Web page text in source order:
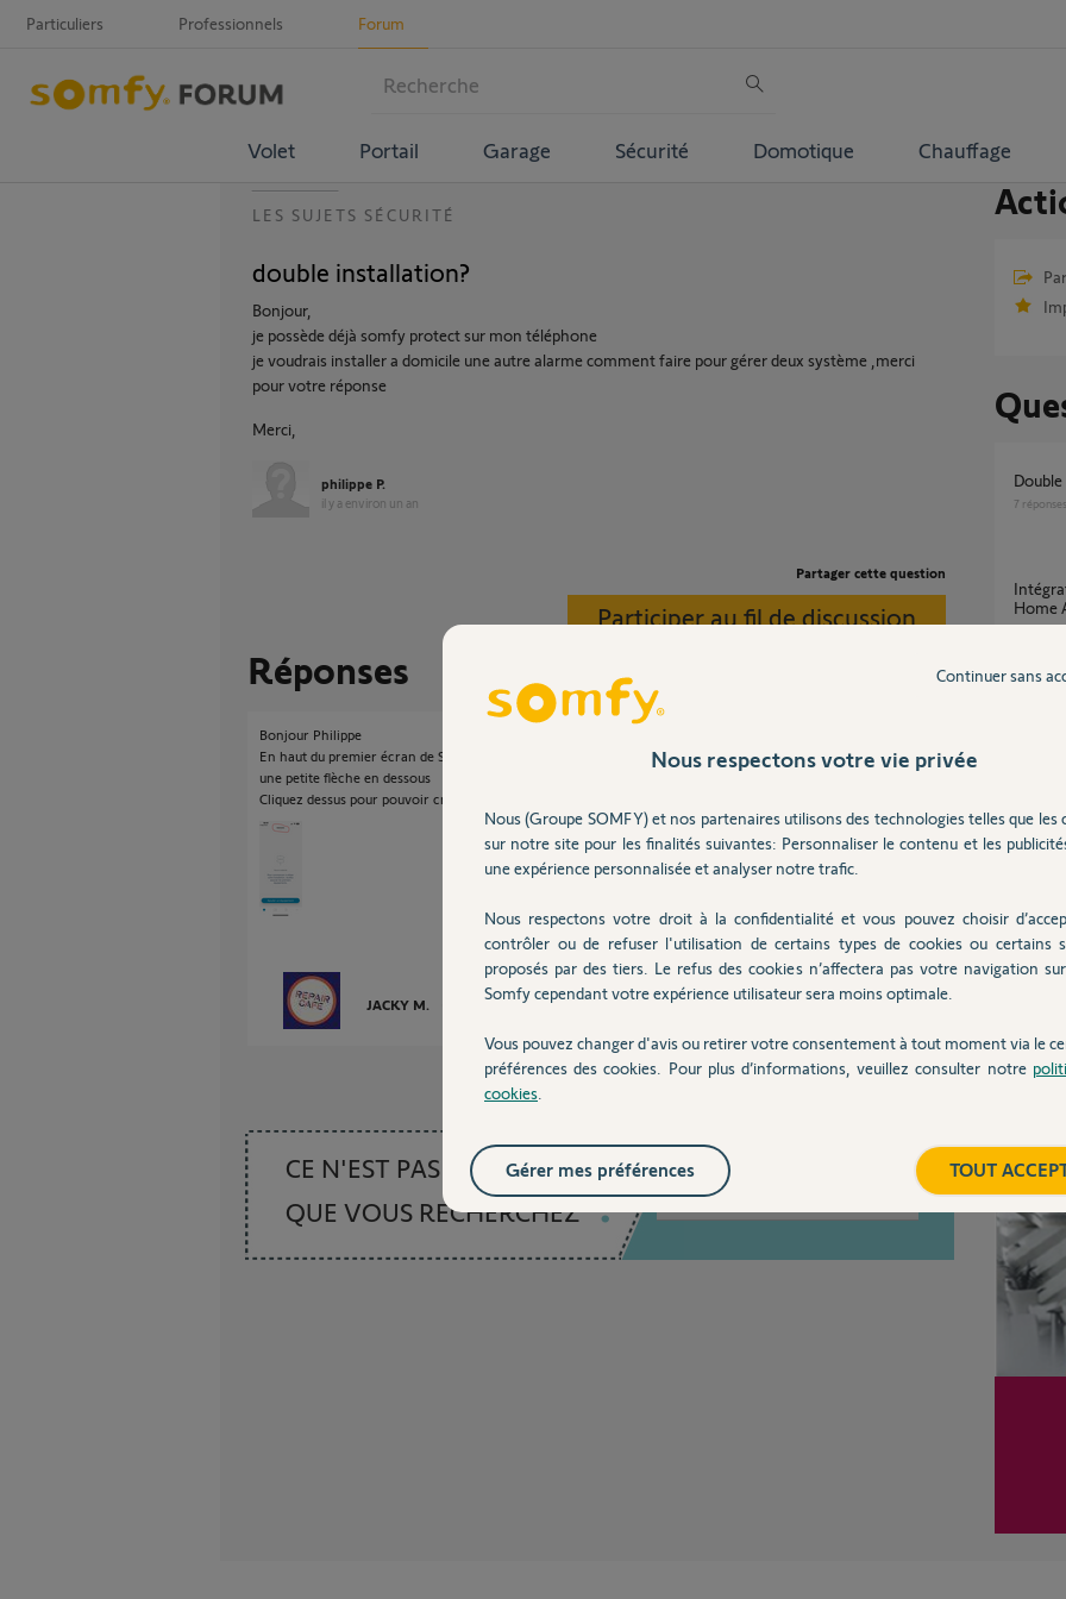
Particuliers Professionnels Forum
Volet Portail Garage Sécurité Domotique Chauffage
LES SUJETS SÉCURITÉ
double installation?
Bonjour,
je possède déjà somfy protect sur mon téléphone
je voudrais installer a domicile une autre alarme comment faire pour gérer deux système ,merci
pour votre réponse
Merci,
philippe P.
il y a environ un an
Partager cette question
Participer au fil de discussion
Réponses
Bonjour Philippe
En haut du premier écran de Somfy Protect vous avez le nom du site d'installation avec
une petite flèche en dessous
Cliquez dessus pour pouvoir créer un deuxième site.
JACKY M. il y a environ un an
CE N'EST PAS CE
QUE VOUS RECHERCHEZ
Posez votre question
7 réponses
Intégration radiateur via Local API dans
Home
Double coupure volet Somfy ne fonctionne
pas
Carte
0réponses
Nous respectons votre vie privée
Nous (Groupe SOMFY) et nos partenaires utilisons des technologies telles que les
sur notre site pour les finalités suivantes: Personnaliser le contenu et les
une expérience personnalisée et analyser notre trafic.
Nous respectons votre droit à la confidentialité et vous pouvez choisir
contrôler ou de refuser l'utilisation de certains types de cookies ou certains
proposés par des tiers. Le refus des cookies n’affectera pas votre navigation
Somfy cependant votre expérience utilisateur sera moins optimale.
Vous pouvez changer d'avis ou retirer votre consentement à tout moment via le
préférences des cookies. Pour plus d’informations, veuillez consulter notre
cookies
Continuer sans
TOUT
Gérer mes préférences